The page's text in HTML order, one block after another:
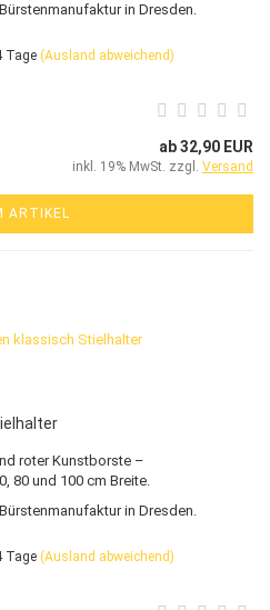
in Dresden.
Tage (Ausland abweichend)
ab 32,90 EUR
inkl. 19% MwSt. zzgl. Versand
ARTIKEL
roter Kunstborste –
80 und 100 cm Breite.
in Dresden.
Tage (Ausland abweichend)